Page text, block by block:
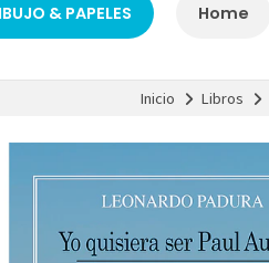
& PAPELES Home
Inicio Libros